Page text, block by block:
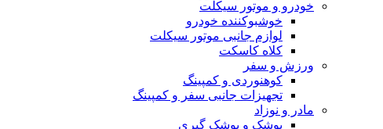
خودرو و موتور سیکلت
خوشبو‌کننده خودرو
لوازم جانبی موتور سیکلت
کلاه کاسکت
ورزش و سفر
کوهنوردی و کمپینگ
تجهیزات جانبی سفر و کمپینگ
مادر و نوزاد
پوشک و پوشک گیری